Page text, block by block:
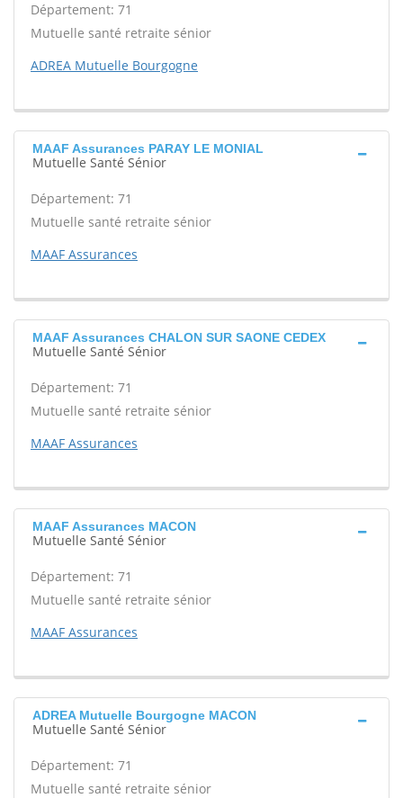
Département: 71
Mutuelle santé retraite sénior
ADREA Mutuelle Bourgogne
MAAF Assurances PARAY LE MONIAL
Mutuelle Santé Sénior
Département: 71
Mutuelle santé retraite sénior
MAAF Assurances
MAAF Assurances CHALON SUR SAONE CEDEX
Mutuelle Santé Sénior
Département: 71
Mutuelle santé retraite sénior
MAAF Assurances
MAAF Assurances MACON
Mutuelle Santé Sénior
Département: 71
Mutuelle santé retraite sénior
MAAF Assurances
ADREA Mutuelle Bourgogne MACON
Mutuelle Santé Sénior
Département: 71
Mutuelle santé retraite sénior